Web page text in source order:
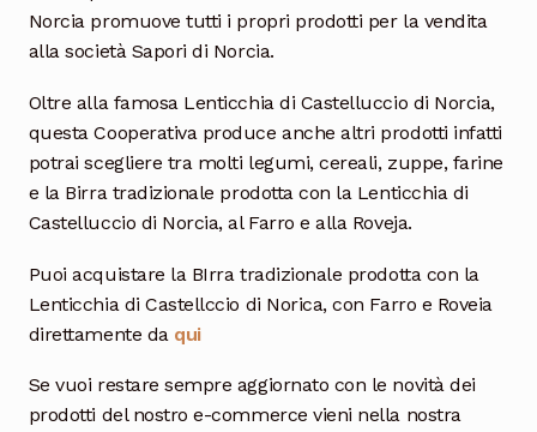
Norcia promuove tutti i propri prodotti per la vendita
alla società Sapori di Norcia.
Oltre alla famosa Lenticchia di Castelluccio di Norcia,
questa Cooperativa produce anche altri prodotti infatti
potrai scegliere tra molti legumi, cereali, zuppe, farine
e la Birra tradizionale prodotta con la Lenticchia di
Castelluccio di Norcia, al Farro e alla Roveja.
Puoi acquistare la BIrra tradizionale prodotta con la
Lenticchia di Castellccio di Norica, con Farro e Roveia
direttamente da qui
Se vuoi restare sempre aggiornato con le novità dei
prodotti del nostro e-commerce vieni nella nostra